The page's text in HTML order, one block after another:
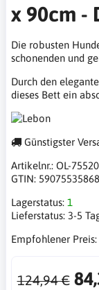
x 90cm -
Die robusten
schonenden und
Durch den
dieses Bett ein
Günstigster
Artikelnr.: OL-
GTIN:
Lagerstatus: 1
Lieferstatus: 3-5
Empfohlener Preis:
124,94 €